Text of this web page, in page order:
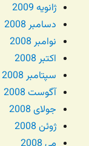
ژانویه 2009
دسامبر 2008
نوامبر 2008
اکتبر 2008
سپتامبر 2008
آگوست 2008
جولای 2008
ژوئن 2008